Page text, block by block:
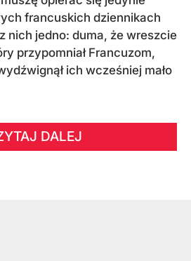
francuskich dziennikach
nich jedno: duma, że wreszcie
przypomniał Francuzom,
ich wcześniej mało
DALEJ